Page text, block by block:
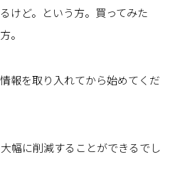
けど。という方。買ってみた
。
報を取り入れてから始めてくだ
幅に削減することができるでし